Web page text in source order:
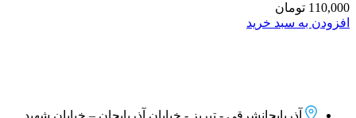
110,000 تومان
افزودن به سبد خرید